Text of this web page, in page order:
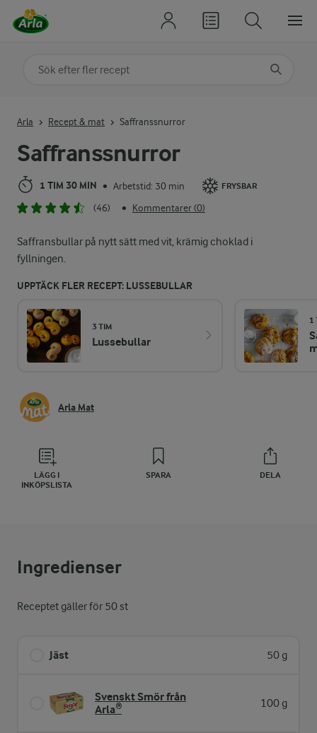
Saffranssnurror
1 TIM 30 MIN • Arbetstid: 30 min FRYSBAR
(46) • Kommentarer (0)
Saffransbullar på nytt sätt med vit, krämig choklad i
fyllningen.
UPPTÄCK FLER RECEPT: LUSSEBULLAR
3 TIM
Lussebullar
1
Arla Mat
LÄGG I
INKÖPSLISTA
SPARA DELA
Arla Recept & mat Saffranssnurror
Ingredienser
Receptet gäller för 50 st
Jäst 50 g
Svenskt Smör från
Arla®
100 g
Sök på kategori eller ingrediens